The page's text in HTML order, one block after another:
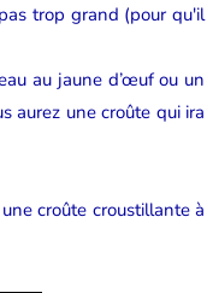
trop grand (pour qu'il
au jaune d’œuf ou un
aurez une croûte qui ira
croûte croustillante à